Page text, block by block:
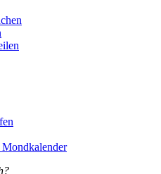
Mondkalender